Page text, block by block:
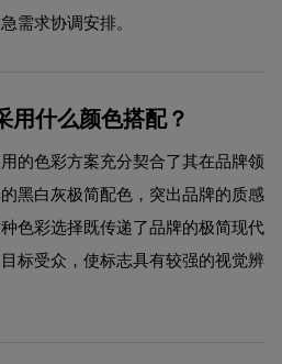
需求协调安排。
用什么颜色搭配？
的色彩方案充分契合了其在品牌领
黑白灰极简配色，突出品牌的质感
色彩选择既传递了品牌的极简现代
标受众，使标志具有较强的视觉辨